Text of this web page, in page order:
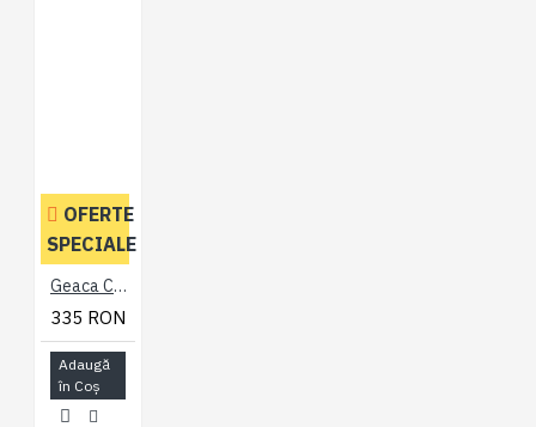
OFERTE
SPECIALE
Geaca Casual Neagra - HARRINGTON BLACK JACKET - 2XL 3XL 4XL 5XL 6XL 7XL
335 RON
Adaugă
în Coş